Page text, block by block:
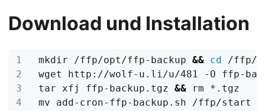
Download und Installation
mkdir /ffp/opt/ffp-backup && cd
tar xfj ffp-backup.tgz &&
mv add-cron-ffp-backup.sh /ffp/start